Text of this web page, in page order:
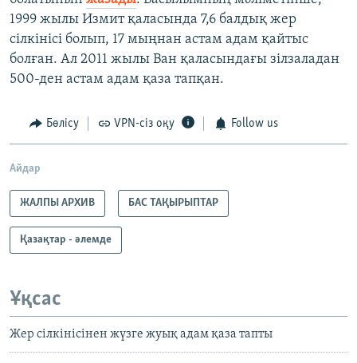
1999 жылы Измит қаласында 7,6 балдық жер
сілкінісі болып, 17 мыңнан астам адам қайтыс
болған. Ал 2011 жылы Ван қаласындағы зілзаладан
500-ден астам адам қаза тапқан.
Бөлісу VPN-сіз оқу Follow us
Айдар
ЖАЛПЫ АРХИВ БАС ТАҚЫРЫПТАР
Қазақтар - әлемде
Ұқсас
Жер сілкінісінен жүзге жуық адам қаза тапты